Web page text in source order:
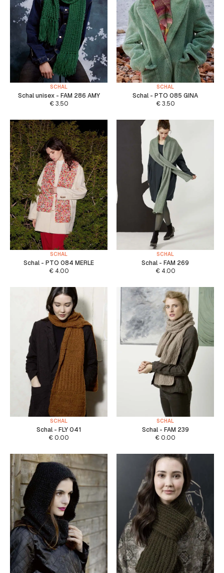
SCHAL
Schal unisex - FAM 286 AMY
€3.50
SCHAL
Schal - PTO 085 GINA
€3.50
SCHAL
Schal - PTO 084 MERLE
€4.00
SCHAL
Schal - FAM 269
€4.00
SCHAL
Schal - FLY 041
€ 0.00
SCHAL
Schal - FAM 239
€ 0.00